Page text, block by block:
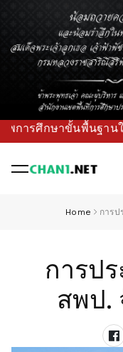
ขั้นพื้นฐานในพื้นที่
Home การป
การป
สพป.